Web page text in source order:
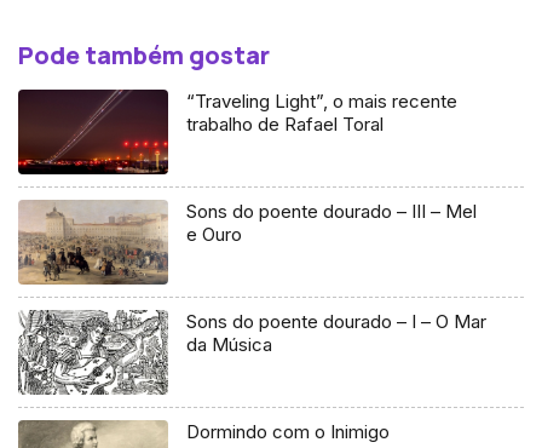
Pode também gostar
“Traveling Light”, o mais recente
trabalho de Rafael Toral
Sons do poente dourado – III – Mel
e Ouro
Sons do poente dourado – I – O Mar
da Música
Dormindo com o Inimigo